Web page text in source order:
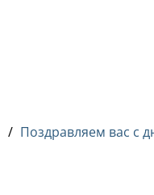
/ Поздравляем вас с